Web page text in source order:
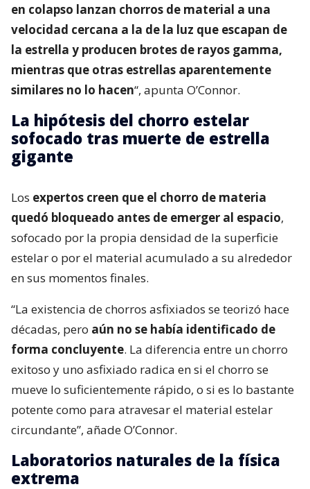
en colapso lanzan chorros de material a una
velocidad cercana a la de la luz que escapan de
la estrella y producen brotes de rayos gamma,
mientras que otras estrellas aparentemente
similares no lo hacen“, apunta O’Connor.
La hipótesis del chorro estelar
sofocado tras muerte de estrella
gigante
Los expertos creen que el chorro de materia
quedó bloqueado antes de emerger al espacio,
sofocado por la propia densidad de la superficie
estelar o por el material acumulado a su alrededor
en sus momentos finales.
“La existencia de chorros asfixiados se teorizó hace
décadas, pero aún no se había identificado de
forma concluyente. La diferencia entre un chorro
exitoso y uno asfixiado radica en si el chorro se
mueve lo suficientemente rápido, o si es lo bastante
potente como para atravesar el material estelar
circundante”, añade O’Connor.
Laboratorios naturales de la física
extrema